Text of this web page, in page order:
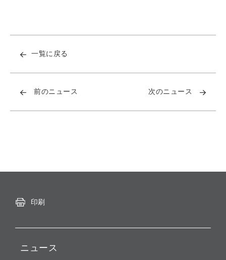
一覧に戻る
前のニュース 次のニュース
印刷
ニュース